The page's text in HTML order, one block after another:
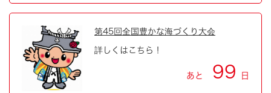
第45回全国豊かな海づくり大会
詳しくはこちら！
あと 99 日